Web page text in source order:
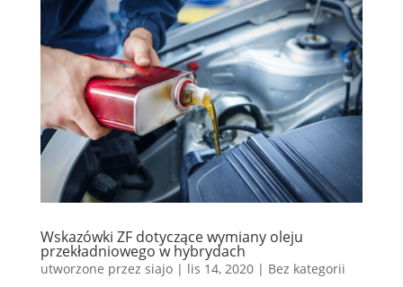
Wskazówki ZF dotyczące wymiany oleju
przekładniowego w hybrydach
utworzone przez siajo| lis 14, 2020| Bez kategorii